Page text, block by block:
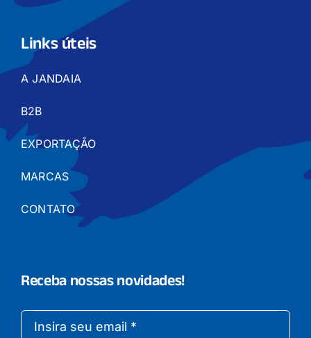
Links úteis
A JANDAIA
B2B
EXPORTAÇÃO
MARCAS
CONTATO
Receba nossas novidades!